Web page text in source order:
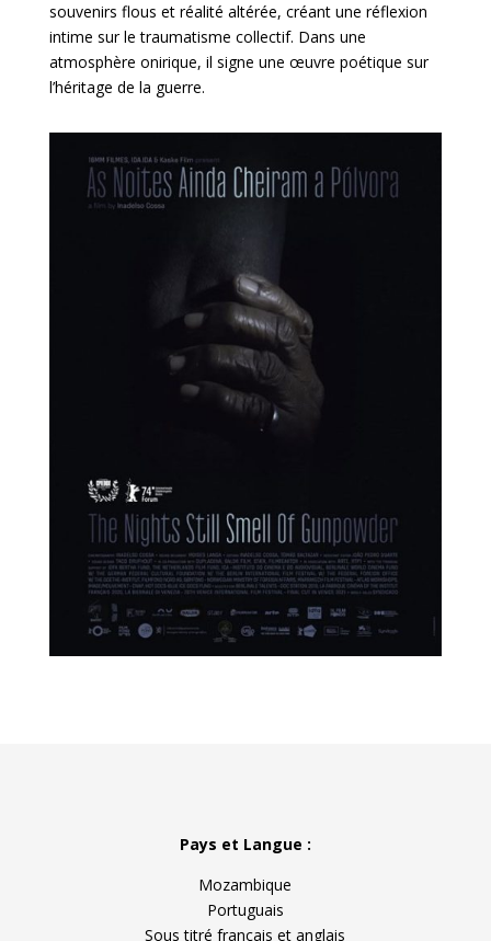
souvenirs flous et réalité altérée, créant une réflexion
intime sur le traumatisme collectif. Dans une
atmosphère onirique, il signe une œuvre poétique sur
l’héritage de la guerre.
Pays et Langue :
Mozambique
Portuguais
Sous titré français et anglais